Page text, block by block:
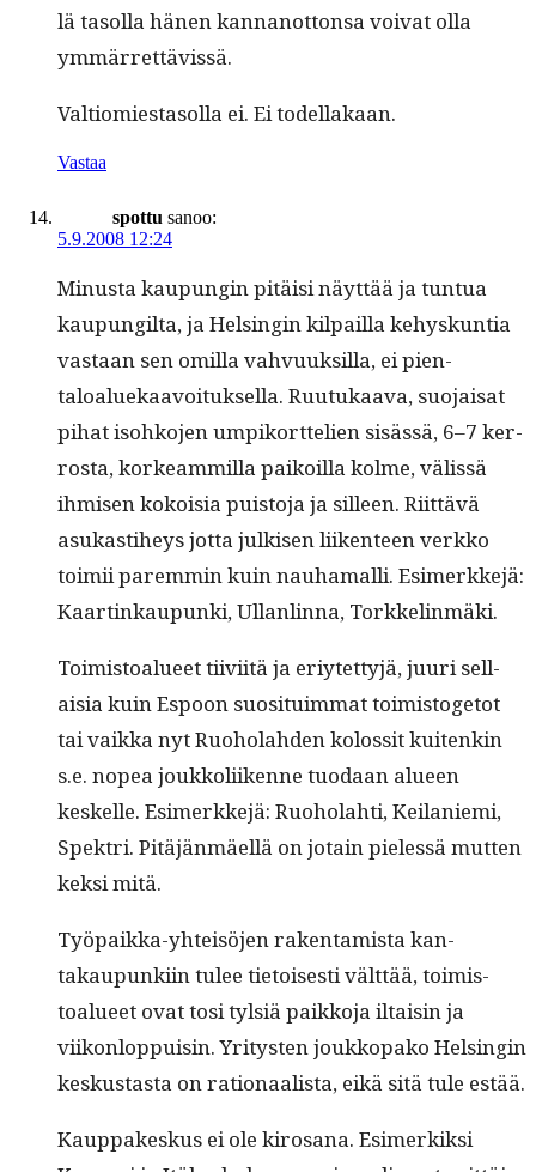
lä tasol­la hänen kan­nan­ot­ton­sa voivat olla
ymmärrettävissä.
Val­tiomi­es­ta­sol­la ei. Ei todellakaan.
Vastaa
spottu sanoo:
5.9.2008 12:24
Minus­ta kaupun­gin pitäisi näyt­tää ja tun­tua
kaupungilta, ja Helsin­gin kil­pail­la kehyskun­tia
vas­taan sen omil­la vahvuuk­sil­la, ei pien­
taloaluekaavoituk­sel­la. Ruu­tukaa­va, suo­jaisat
pihat isohko­jen umpiko­rt­telien sisässä, 6–7 ker­
rosta, korkeam­mil­la paikoil­la kolme, välis­sä
ihmisen kokoisia puis­to­ja ja silleen. Riit­tävä
asukasti­heys jot­ta julkisen liiken­teen verkko
toimii parem­min kuin nauhamalli. Esimerkke­jä:
Kaartinkaupun­ki, Ullan­lin­na, Torkkelinmäki.
Toimis­toalueet tiivi­itä ja eriytet­tyjä, juuri sel­l­
aisia kuin Espoon suosi­tu­im­mat toimis­toge­tot
tai vaik­ka nyt Ruo­ho­lah­den kolos­sit kuitenkin
s.e. nopea joukkoli­ikenne tuo­daan alueen
keskelle. Esimerkke­jä: Ruo­ho­lahti, Keilanie­mi,
Spek­tri. Pitäjän­mäel­lä on jotain pielessä mut­ten
kek­si mitä.
Työ­paik­ka-yhteisö­jen rak­en­tamista kan­
takaupunki­in tulee tietois­es­ti vält­tää, toimis­
toalueet ovat tosi tyl­siä paikko­ja iltaisin ja
viikon­lop­puisin. Yri­tys­ten joukkopako Helsin­gin
keskus­tas­ta on ratio­naal­ista, eikä sitä tule estää.
Kaup­pakeskus ei ole kirosana. Esimerkik­si